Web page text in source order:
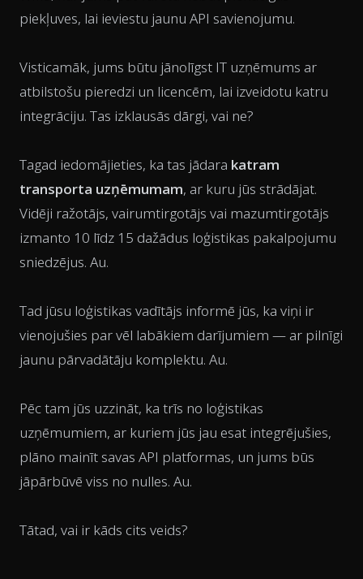
piekļuves, lai ieviestu jaunu API savienojumu.
Visticamāk, jums būtu jānolīgst IT uzņēmums ar
atbilstošu pieredzi un licencēm, lai izveidotu katru
integrāciju. Tas izklausās dārgi, vai ne?
Tagad iedomājieties, ka tas jādara katram
transporta uzņēmumam, ar kuru jūs strādājat.
Vidēji ražotājs, vairumtirgotājs vai mazumtirgotājs
izmanto 10 līdz 15 dažādus loģistikas pakalpojumu
sniedzējus. Au.
Tad jūsu loģistikas vadītājs informē jūs, ka viņi ir
vienojušies par vēl labākiem darījumiem — ar pilnīgi
jaunu pārvadātāju komplektu. Au.
Pēc tam jūs uzzināt, ka trīs no loģistikas
uzņēmumiem, ar kuriem jūs jau esat integrējušies,
plāno mainīt savas API platformas, un jums būs
jāpārbūvē viss no nulles. Au.
Tātad, vai ir kāds cits veids?